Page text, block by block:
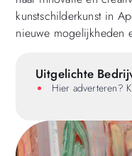
kunstschilderkunst in
nieuwe mogelijkheden
Uitgelichte
Hier adverteren?